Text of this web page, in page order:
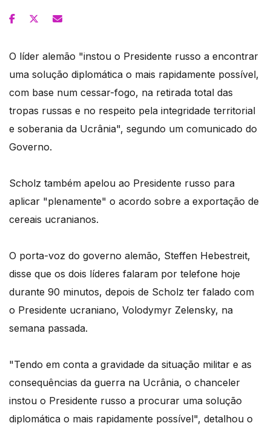
O líder alemão "instou o Presidente russo a encontrar
uma solução diplomática o mais rapidamente possível,
com base num cessar-fogo, na retirada total das
tropas russas e no respeito pela integridade territorial
e soberania da Ucrânia", segundo um comunicado do
Governo.
Scholz também apelou ao Presidente russo para
aplicar "plenamente" o acordo sobre a exportação de
cereais ucranianos.
O porta-voz do governo alemão, Steffen Hebestreit,
disse que os dois líderes falaram por telefone hoje
durante 90 minutos, depois de Scholz ter falado com
o Presidente ucraniano, Volodymyr Zelensky, na
semana passada.
"Tendo em conta a gravidade da situação militar e as
consequências da guerra na Ucrânia, o chanceler
instou o Presidente russo a procurar uma solução
diplomática o mais rapidamente possível", detalhou o